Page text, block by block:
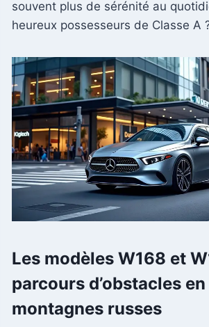
souvent plus de sérénité au
heureux possesseurs de Classe A
Les modèles W168 et
parcours d’obstacles en
montagnes russes